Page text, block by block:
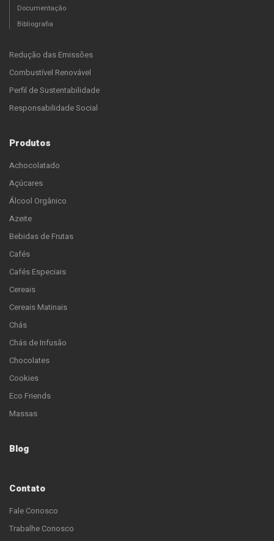
Documentação
Bibliografia
Redução das Emissões
Combustível Renovável
Perfil de Sustentabilidade
Responsabilidade Social
Produtos
Achocolatado
Açúcares
Álcool Orgânico
Azeite
Bebidas de Frutas
Cafés
Cafés Especiais
Cereais
Cereais Matinais
Chás
Chás de Infusão
Chocolates
Cookies
Eco Friends
Massas
Blog
Contato
Fale Conosco
Trabalhe Conosco